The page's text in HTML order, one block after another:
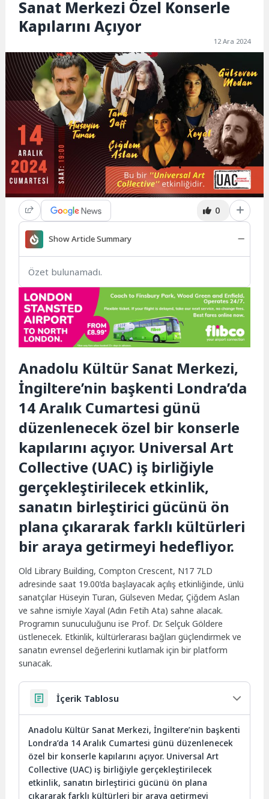
Sanat Merkezi Özel Konserle
Kapılarını Açıyor
12 Ara 2024
0
Show Article Summary
Özet bulunamadı.
Anadolu Kültür Sanat Merkezi,
İngiltere’nin başkenti Londra’da
14 Aralık Cumartesi günü
düzenlenecek özel bir konserle
kapılarını açıyor. Universal Art
Collective (UAC) iş birliğiyle
gerçekleştirilecek etkinlik,
sanatın birleştirici gücünü ön
plana çıkararak farklı kültürleri
bir araya getirmeyi hedefliyor.
Old Library Building, Compton Crescent, N17 7LD
adresinde saat 19.00’da başlayacak açılış etkinliğinde, ünlü
sanatçılar Hüseyin Turan, Gülseven Medar, Çiğdem Aslan
ve sahne ismiyle Xayal (Adın Fetih Ata) sahne alacak.
Programın sunuculuğunu ise Prof. Dr. Selçuk Göldere
üstlenecek. Etkinlik, kültürlerarası bağları güçlendirmek ve
sanatın evrensel değerlerini kutlamak için bir platform
sunacak.
İçerik Tablosu
Anadolu Kültür Sanat Merkezi, İngiltere’nin başkenti
Londra’da 14 Aralık Cumartesi günü düzenlenecek
özel bir konserle kapılarını açıyor. Universal Art
Collective (UAC) iş birliğiyle gerçekleştirilecek
etkinlik, sanatın birleştirici gücünü ön plana
çıkararak farklı kültürleri bir araya getirmeyi